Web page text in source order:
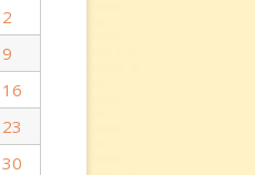
2
9
16
23
30